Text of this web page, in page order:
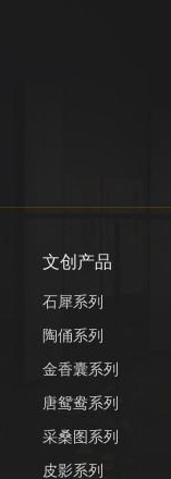
文创产品
石犀系列
陶俑系列
金香囊系列
唐鸳鸯系列
采桑图系列
皮影系列